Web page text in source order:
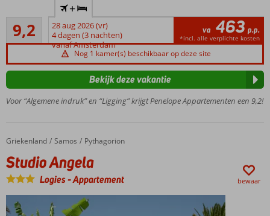
Pythagorion
en strand
Ruime en nette
appartementen
zee en de
jachthaven
met
Ruime en nette
appartementen
9,2Uitstekend
80
beoordelingen
+
28 aug 2026 (vr)
4 dagen (3 nachten)
vanaf Amsterdam
va 463 p.p.
*incl. alle verplichte kosten
Nog 1 kamer(s) beschikbaar op deze site
Voor “Algemene indruk” en “Ligging” krijgt Penelope Appartementen een 9,2!
Bekijk deze vakantie
Home
Griekenland Samos Pythagorion
Studio Angela
Studio Angela
Logies-Appartement bewaar